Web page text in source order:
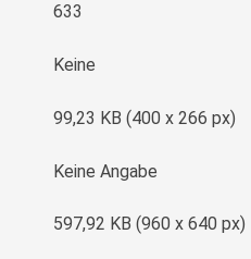
633
Keine
99,23 KB (400 x 266 px)
Keine Angabe
597,92 KB (960 x 640 px)